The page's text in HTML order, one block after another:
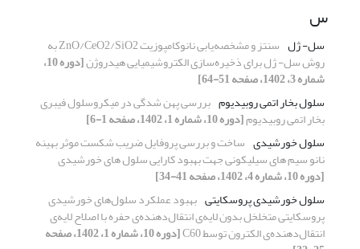
س
سل- ژل سنتز و مشخصه‌یابی نانوکامپوزیت ZnO/CeO2/SiO2 به
روش‌ سل- ژل برای ذخیره‌سازی الکتروشیمیایی هیدروژن [دوره 10،
شماره 3، 1402، صفحه 51-64]
سلول بخار اتمی روبیدیوم بررسی پهن شدگی در میکروسلول فیبری
بخار اتمی روبیدیوم[دوره 10، شماره 1، 1402، صفحه 1-6]
سلول خورشیدی ساخت و بررسی پروفایل ضریب شکست موثر بهینه
نانو سیم های سیلیکونی جهت بهبود کارایی سلول های خورشیدی
[دوره 10، شماره 4، 1402، صفحه 41-34]
سلول خورشیدی پروسکایتی بهبود عملکرد سلول‌های خورشیدی
پروسکایتی متخلخل بدون لایه‌ی انتقال‌دهنده‌ی حفره با اصلاح لایه‌ی
انتقال‌دهنده‌ی الکترون توسط C60 [دوره 10، شماره 1، 1402، صفحه